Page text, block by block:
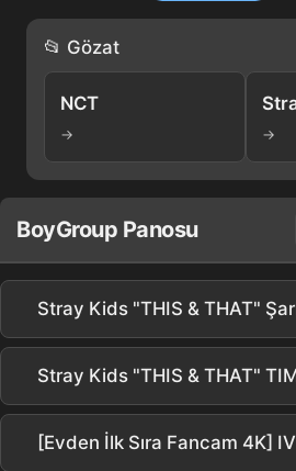
📂 Gözat
NCT
→ →
BoyGroup Panosu
Stray Kids "THIS & THAT"
Stray Kids "THIS & THAT"